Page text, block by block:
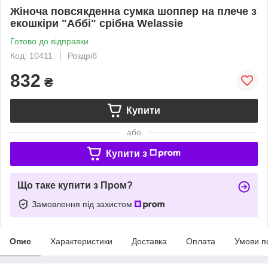
Жіноча повсякденна сумка шоппер на плече з
екошкіри "Аббі" срібна Welassie
Готово до відправки
Код: 10411
Роздріб
832 ₴
Купити
або
Купити з
Що таке купити з Пром?
Замовлення під захистом
Опис Характеристики Доставка Оплата Умови